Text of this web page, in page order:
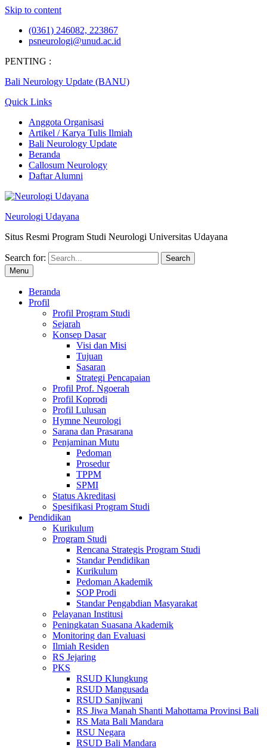
Skip to content
(0361) 246082, 223867
psneurologi@unud.ac.id
PENTING :
Bali Neurology Update (BANU)
Quick Links
Anggota Organisasi
Artikel / Karya Tulis Ilmiah
Bali Neurology Update
Beranda
Callosum Neurology
Daftar Alumni
Neurologi Udayana
Situs Resmi Program Studi Neurologi Universitas Udayana
Search for:
Menu
Beranda
Profil
Profil Program Studi
Sejarah
Konsep Dasar
Visi dan Misi
Tujuan
Sasaran
Strategi Pencapaian
Profil Prof. Ngoerah
Profil Koprodi
Profil Lulusan
Hymne Neurologi
Sarana dan Prasarana
Penjaminan Mutu
Pedoman
Prosedur
TPPM
SPMI
Status Akreditasi
Spesifikasi Program Studi
Pendidikan
Kurikulum
Program Studi
Rencana Strategis Program Studi
Standar Pendidikan
Kurikulum
Pedoman Akademik
SOP Prodi
Standar Pengabdian Masyarakat
Pelayanan Institusi
Peningkatan Suasana Akademik
Monitoring dan Evaluasi
Ilmiah Residen
RS Jejaring
PKS
RSUD Klungkung
RSUD Mangusada
RSUD Sanjiwani
RS Jiwa Manah Shanti Mahottama Provinsi Bali
RS Mata Bali Mandara
RSU Negara
RSUD Bali Mandara